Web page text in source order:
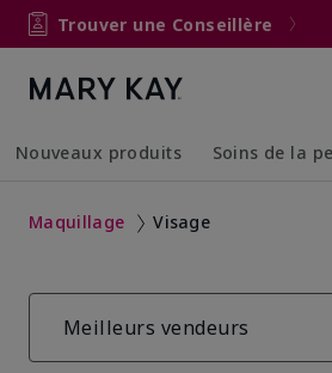
Trouver une Conseillère
Nouveaux produits Soins de la
Maquillage Visage
Meilleurs vendeurs